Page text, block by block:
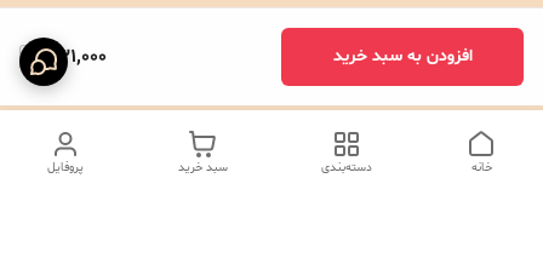
331,000 افزودن به سبد خرید
پروفایل سبد خرید دسته‌بندی خانه